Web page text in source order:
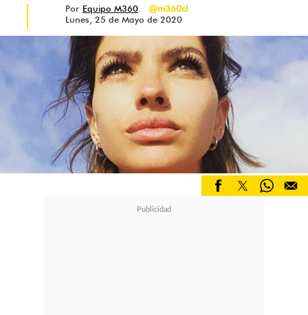
Por Equipo M360
@m360cl
Lunes, 25 de Mayo de 2020